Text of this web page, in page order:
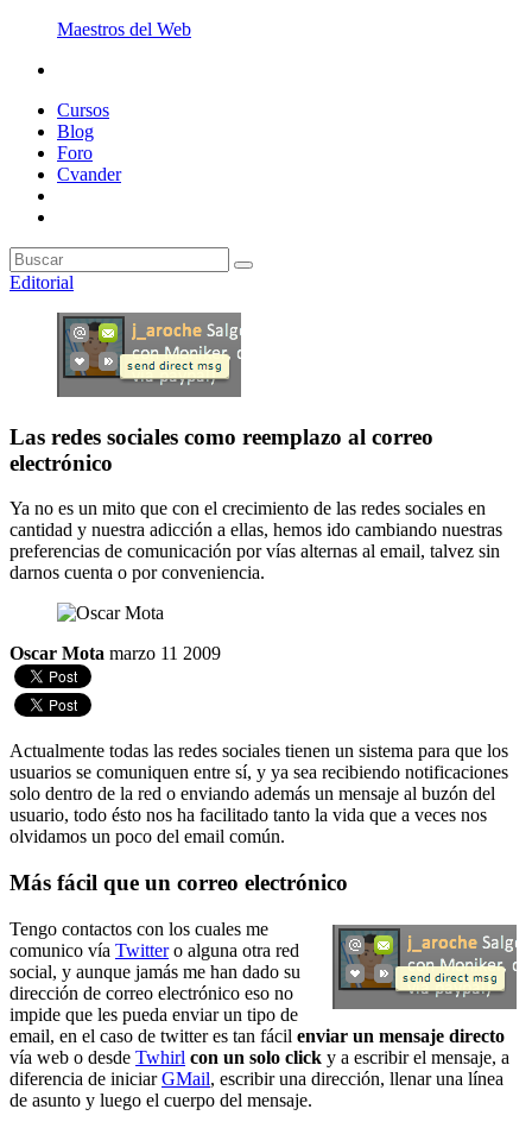
Maestros del Web
Cursos
Blog
Foro
Cvander
Editorial
Las redes sociales como reemplazo al correo
electrónico
Ya no es un mito que con el crecimiento de las redes sociales en
cantidad y nuestra adicción a ellas, hemos ido cambiando nuestras
preferencias de comunicación por vías alternas al email, talvez sin
darnos cuenta o por conveniencia.
Oscar Mota marzo 11 2009
Actualmente todas las redes sociales tienen un sistema para que los
usuarios se comuniquen entre sí, y ya sea recibiendo notificaciones
solo dentro de la red o enviando además un mensaje al buzón del
usuario, todo ésto nos ha facilitado tanto la vida que a veces nos
olvidamos un poco del email común.
Más fácil que un correo electrónico
Tengo contactos con los cuales me
comunico vía Twittero alguna otra red
social, y aunque jamás me han dado su
dirección de correo electrónico eso no
impide que les pueda enviar un tipo de
email, en el caso de twitter es tan fácil enviar un mensaje directo
vía web o desde Twhirl con un solo click y a escribir el mensaje, a
diferencia de iniciarGMail, escribir una dirección, llenar una línea
de asunto y luego el cuerpo del mensaje.